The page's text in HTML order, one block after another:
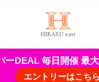
ーDEAL 毎日開催 最
エントリーはこちら